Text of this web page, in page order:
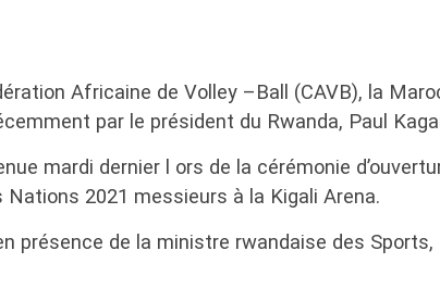
Africaine de Volley –Ball (CAVB), la
par le président du Rwanda, Paul
mardi dernier l ors de la cérémonie
Nations 2021 messieurs à la Kigali Arena.
présence de la ministre rwandaise des Sports,